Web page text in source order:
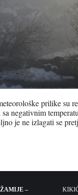
prilike su
negativnim
je ne izlagati se
–